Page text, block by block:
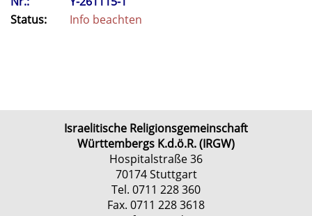
Status:
Info beachten
Israelitische Religionsgemeinschaft
Württembergs K.d.ö.R. (IRGW)
Hospitalstraße 36
70174 Stuttgart
Tel. 0711 228 360
Fax. 0711 228 3618